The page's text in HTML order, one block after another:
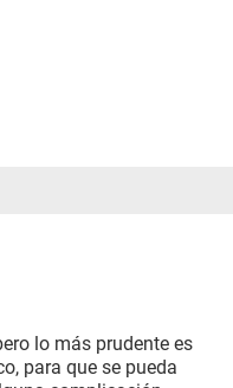
lo más prudente es
para que se pueda